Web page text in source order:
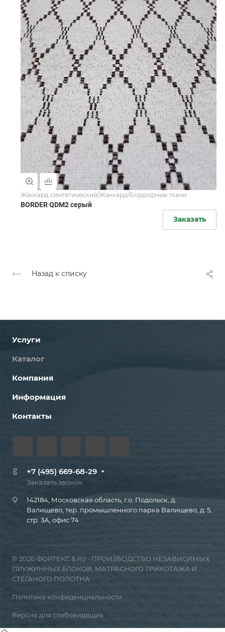
Жаккард синтетический/Жаккард/Бордюрные ткани
BORDER QDM2 серый
Заказать
Назад к списку
Услуги
Каталог
Компания
Информация
Контакты
+7 (495) 669-68-29
Заказать звонок
142184, Московская область, г.о. Подольск, д.
Валищево, тер. промышленного парка Валищево, д. 5,
стр. 3А, офис 74
© 2026 ФОРТЕКС & Ко - ПРОИЗВОДСТВО НЕЗАВИСИМЫХ
ПРУЖИННЫХ БЛОКОВ, МАТРАСНОГО ТРИКОТАЖА И
СТЁГАНОГО ПОЛОТНА
Политика конфиденциальности
Версия для слабовидящих